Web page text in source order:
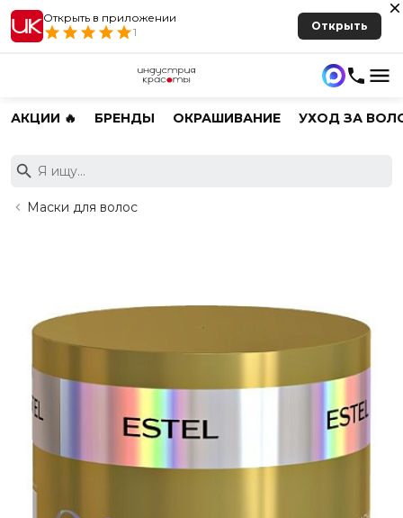
Открыть в приложении
1
Открыть
АКЦИИ 🔥 БРЕНДЫ ОКРАШИВАНИЕ УХОД ЗА
Маски для волос